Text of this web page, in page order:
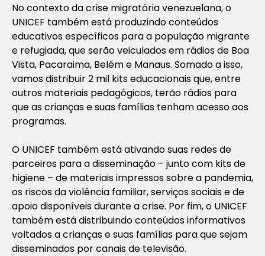
No contexto da crise migratória venezuelana, o
UNICEF também está produzindo conteúdos
educativos específicos para a população migrante
e refugiada, que serão veiculados em rádios de Boa
Vista, Pacaraima, Belém e Manaus. Somado a isso,
vamos distribuir 2 mil kits educacionais que, entre
outros materiais pedagógicos, terão rádios para
que as crianças e suas famílias tenham acesso aos
programas.
O UNICEF também está ativando suas redes de
parceiros para a disseminação – junto com kits de
higiene – de materiais impressos sobre a pandemia,
os riscos da violência familiar, serviços sociais e de
apoio disponíveis durante a crise. Por fim, o UNICEF
também está distribuindo conteúdos informativos
voltados a crianças e suas famílias para que sejam
disseminados por canais de televisão.